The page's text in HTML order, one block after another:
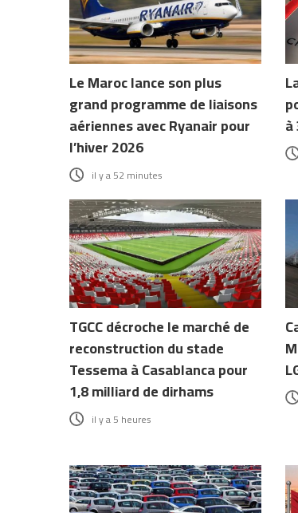
Le Maroc lance son plus
grand programme de liaisons
aériennes avec Ryanair pour
l’hiver 2026
il y a 52 minutes
à
TGCC décroche le marché de
reconstruction du stade
Tessema à Casablanca pour
1,8 milliard de dirhams
il y a 5 heures